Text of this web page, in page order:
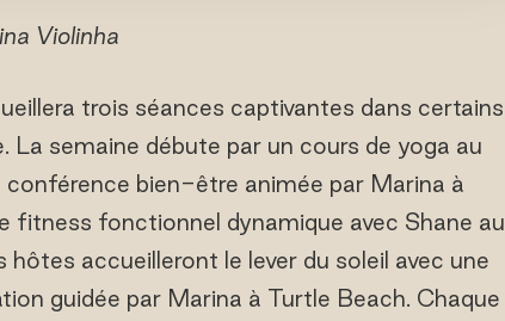
Violinha
trois séances captivantes dans certains
La semaine débute par un cours de yoga au
bien-être animée par Marina à
fitness fonctionnel dynamique avec Shane au
hôtes accueilleront le lever du soleil avec une
guidée par Marina à Turtle Beach. Chaque